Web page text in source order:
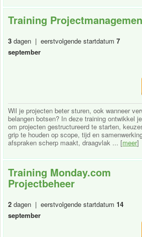
Training
3 dagen | eerstvolgende startdatum 7
september
Wil je projecten beter sturen, ook wanneer
belangen botsen? In deze training ontwikkel
om projecten gestructureerd te starten,
grip te houden op scope, tijd en
afspraken scherp maakt, draagvlak ... [meer]
Training Monday.com
Projectbeheer
2 dagen | eerstvolgende startdatum 14
september